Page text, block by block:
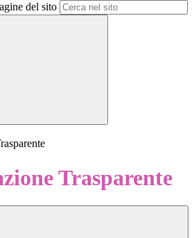
del sito
Trasparente